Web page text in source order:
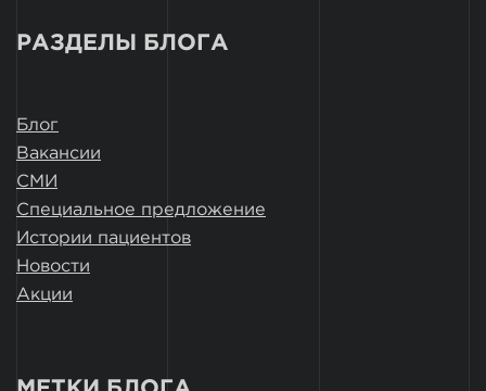
РАЗДЕЛЫ БЛОГА
Блог
Вакансии
СМИ
Специальное предложение
Истории пациентов
Новости
Акции